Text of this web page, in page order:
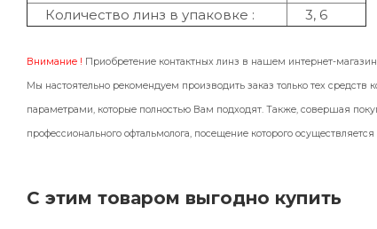
Количество линз в упаковке :
3, 6
Внимание ! Приобретение контактных линз в нашем интернет-
Мы настоятельно рекомендуем производить заказ только тех
параметрами, которые полностью Вам подходят. Также, совершая
профессионального офтальмолога, посещение которого
С этим товаром выгодно купить